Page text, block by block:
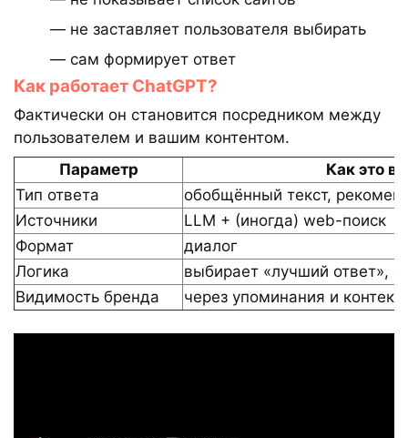
— не заставляет пользователя выбирать
— сам формирует ответ
Как работает ChatGPT?
Фактически он становится посредником между
пользователем и вашим контентом.
Параметр
Как это
Тип ответа
обобщённый текст,
Источники
LLM + (иногда) web-поиск
Формат
диалог
Логика
выбирает «лучший ответ», а
Видимость бренда
через упоминания и